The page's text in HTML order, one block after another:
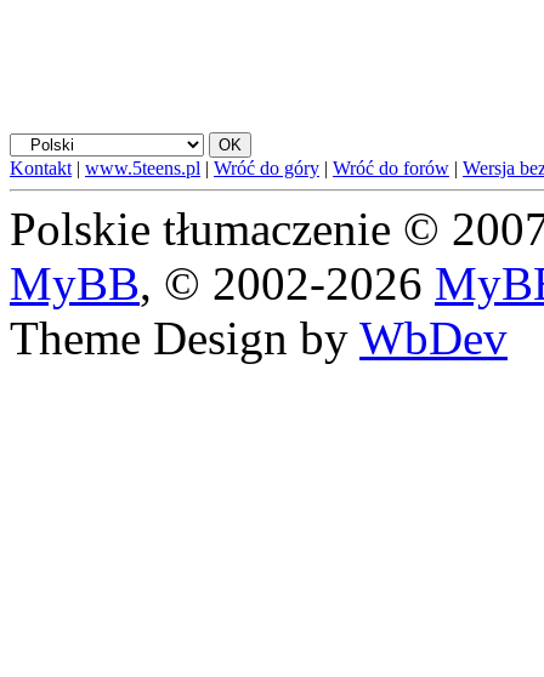
Kontakt | www.5teens.pl | Wróć do góry | Wróć do forów | Wersja
Polskie tłumaczenie ©
MyBB, © 2002-2026
Theme Design by WbDev